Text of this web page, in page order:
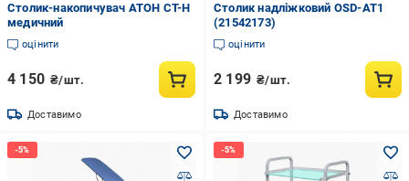
Столик-накопичувач АТОН СТ-Н
медичний
оцінити
4 150 ₴/шт.
Доставимо
Столик надліжковий OSD-AT1
(21542173)
оцінити
2 199 ₴/шт.
Доставимо